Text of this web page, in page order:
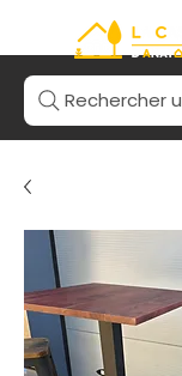
Rechercher